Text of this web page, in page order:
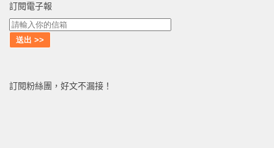
訂閱電子報
訂閱粉絲團，好文不漏接！